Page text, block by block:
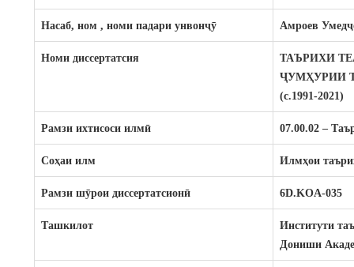
Насаб, ном , номи падари унвонҷӯ Амроев
Номи диссертатсия
ТАЪРИХИ
ҶУМҲУРИИ
(с.1991-2021)
Рамзи ихтисоси илмӣ 07.00.02 –
Соҳаи илм Илмҳои
Рамзи шӯрои диссертатсионӣ 6D.KOA-035
Ташкилот
Институти
Дониши